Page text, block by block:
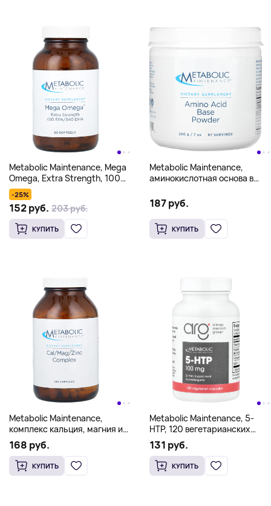
Metabolic Maintenance, Mega
Omega, Extra Strength, 1000
мг, 90 мягких таблеток
-25%
152 руб. 203 руб.
КУПИТЬ
Metabolic Maintenance,
аминокислотная основа в
187 руб.
КУПИТЬ
Metabolic Maintenance,
комплекс кальция, магния и
цинка, 240 капсул
168 руб.
КУПИТЬ
Metabolic Maintenance, 5-
HTP, 120 вегетарианских
капсул
131 руб.
КУПИТЬ